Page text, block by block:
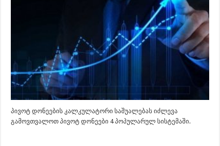
პივოტ დონეების კალკულატორი საშუალებას იძლევა
გამოვთვალოთ პივოტ დონეები 4 პოპულარულ სისტემაში.